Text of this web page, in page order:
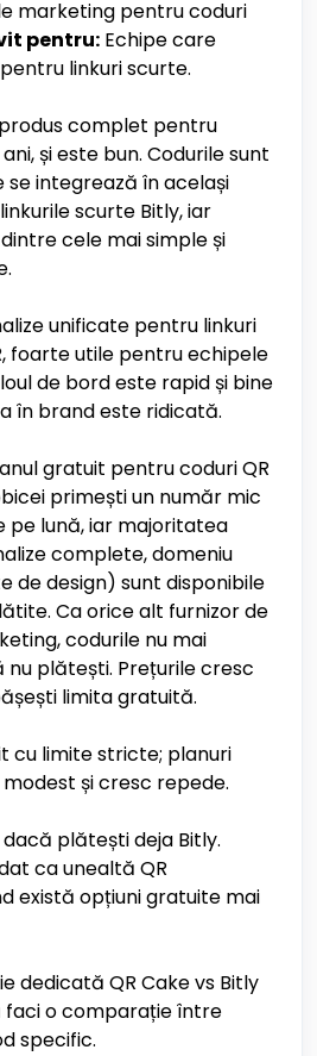
marketing pentru coduri
pentru: Echipe care
linkuri scurte.
complet pentru
și este bun. Codurile sunt
se integrează în același
scurte Bitly, iar
cele mai simple și
unificate pentru linkuri
foarte utile pentru echipele
de bord este rapid și bine
în brand este ridicată.
gratuit pentru coduri QR
primești un număr mic
pe lună, iar majoritatea
complete, domeniu
de design) sunt disponibile
Ca orice alt furnizor de
codurile nu mai
plătești. Prețurile cresc
limita gratuită.
cu limite stricte; planuri
și cresc repede.
plătești deja Bitly.
ca unealtă QR
există opțiuni gratuite mai
dedicată QR Cake vs Bitly
faci o comparație între
specific.